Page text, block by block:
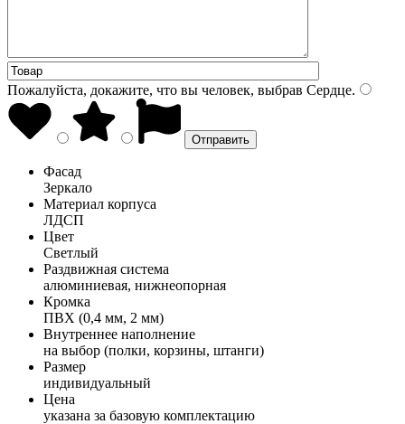
Пожалуйста, докажите, что вы человек, выбрав Сердце.
Фасад
Зеркало
Материал корпуса
ЛДСП
Цвет
Светлый
Раздвижная система
алюминиевая, нижнеопорная
Кромка
ПВХ (0,4 мм, 2 мм)
Внутреннее наполнение
на выбор (полки, корзины, штанги)
Размер
индивидуальный
Цена
указана за базовую комплектацию